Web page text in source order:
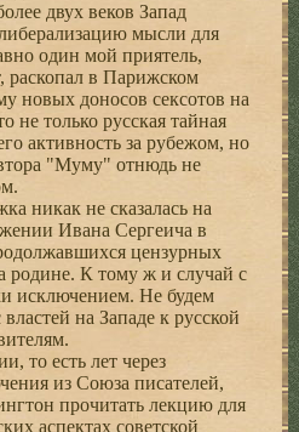
двух веков Запад
мысли для
один мой приятель,
раскопал в Парижском
новых доносов сексотов на
не только русская тайная
активность за рубежом, но
"Муму" отнюдь не
никак не сказалась на
Ивана Сергеича в
цензурных
родине. К тому ж и случай с
исключением. Не будем
на Западе к русской
то есть лет через
из Союза писателей,
прочитать лекцию для
аспектах советской